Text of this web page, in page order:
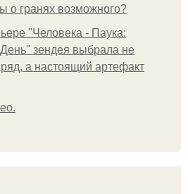
о гранях возможного?
"Человека - Паука:
зендея выбрала не
а настоящий артефакт